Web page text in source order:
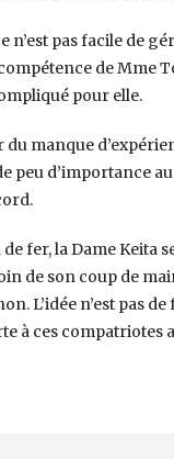
n’est pas facile de
de Mme
pour elle.
manque
peu d’importance
fer, la Dame Keita
de son coup de
L’idée n’est pas
à ces compatriotes